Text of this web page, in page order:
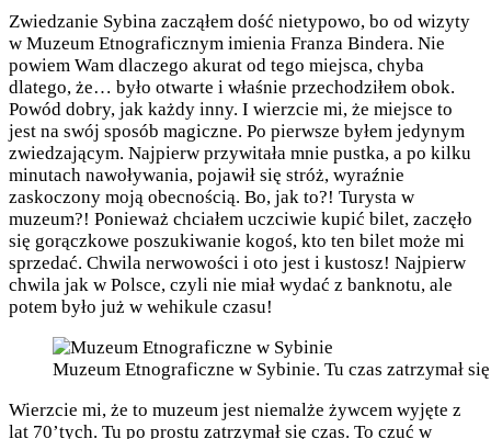
Zwiedzanie Sybina zacząłem dość nietypowo, bo od wizyty
w Muzeum Etnograficznym imienia Franza Bindera. Nie
powiem Wam dlaczego akurat od tego miejsca, chyba
dlatego, że… było otwarte i właśnie przechodziłem obok.
Powód dobry, jak każdy inny. I wierzcie mi, że miejsce to
jest na swój sposób magiczne. Po pierwsze byłem jedynym
zwiedzającym. Najpierw przywitała mnie pustka, a po kilku
minutach nawoływania, pojawił się stróż, wyraźnie
zaskoczony moją obecnością. Bo, jak to?! Turysta w
muzeum?! Ponieważ chciałem uczciwie kupić bilet, zaczęło
się gorączkowe poszukiwanie kogoś, kto ten bilet może mi
sprzedać. Chwila nerwowości i oto jest i kustosz! Najpierw
chwila jak w Polsce, czyli nie miał wydać z banknotu, ale
potem było już w wehikule czasu!
Muzeum Etnograficzne w Sybinie. Tu czas zatrzymał
Wierzcie mi, że to muzeum jest niemalże żywcem wyjęte z
lat 70’tych. Tu po prostu zatrzymał się czas. To czuć w